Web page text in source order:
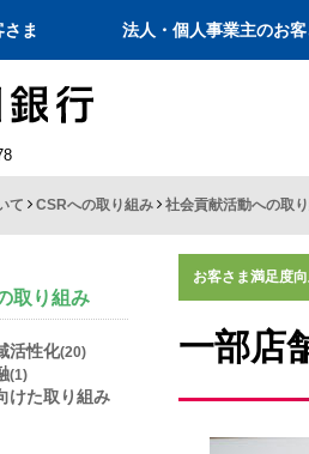
ま 法人・個人事業主のお客
の取り組み
て CSRへの取り組み 社会貢献活動への取
お客さま満足度
一部店
取り組み
活性化(20)
(1)
けた取り組み